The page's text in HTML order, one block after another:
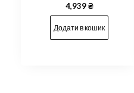
4,939₴
Додати в кошик